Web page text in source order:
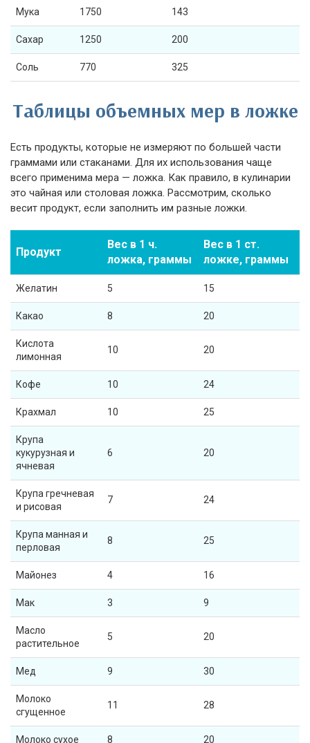
Мука 1750 143
Сахар 1250 200
Соль 770 325
Таблицы объемных мер в ложке
Есть продукты, которые не измеряют по большей части
граммами или стаканами. Для их использования чаще
всего применима мера — ложка. Как правило, в кулинарии
это чайная или столовая ложка. Рассмотрим, сколько
весит продукт, если заполнить им разные ложки.
Продукт
Вес в 1 ч.
ложка, граммы
Вес в 1 ст.
ложке, граммы
Желатин 5 15
Какао 8 20
Кислота
лимонная
10 20
Кофе 10 24
Крахмал 10 25
Крупа
кукурузная и
ячневая
6 20
Крупа гречневая
и рисовая
7 24
Крупа манная и
перловая
8 25
Майонез 4 16
Мак 3 9
Масло
растительное
5 20
Мед 9 30
Молоко
сгущенное
11 28
Молоко сухое 8 20